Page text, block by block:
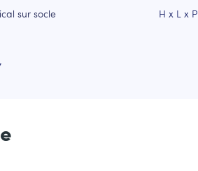
sur socle
H x L x P